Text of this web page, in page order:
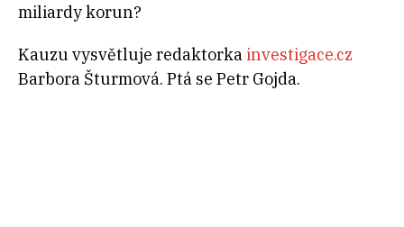
miliardy korun?
Kauzu vysvětluje redaktorka investigace.cz
Barbora Šturmová. Ptá se Petr Gojda.